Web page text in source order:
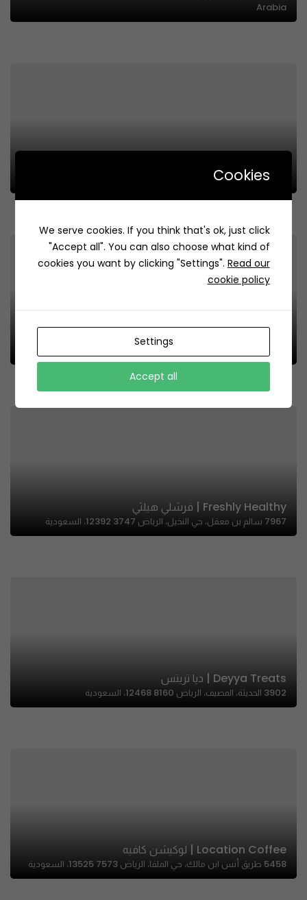
Arabia
3452، الجزيرة، الرياض 14251 7129، السعودية
Freshly Healthy | فرشلي هيلثي
7967 سالم بن معقل، حي النخيل، الرياض 12392 3747، السعودية
Deyya Treats | ديا تريتس
3902 الحديثة، المصيف، الرياض 12468 8160، السعودية
Location Coffee | لوكيشن كافيه
5458 طريق أنس ابن مالك، حي الملقا، الرياض 13525 7573، السعودية
Cookies
We serve cookies. If you think that's ok, just click
"Accept all". You can also choose what kind of
cookies you want by clicking "Settings". Read our
cookie policy
Settings
Accept all